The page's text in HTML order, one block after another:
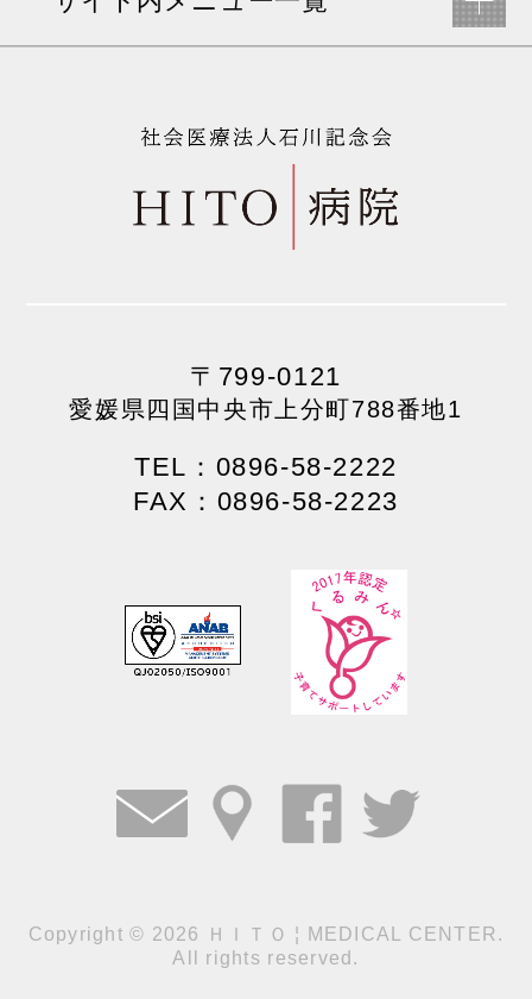
〒799-0121
愛媛県四国中央市上分町788番地1
TEL：0896-58-2222
FAX：0896-58-2223
Copyright© 2026 ＨＩＴＯ ¦ MEDICAL CENTER.
All rights reserved.